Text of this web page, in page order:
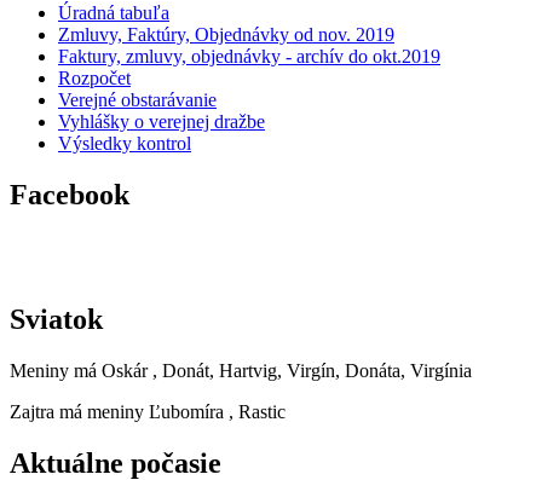
Úradná tabuľa
Zmluvy, Faktúry, Objednávky od nov. 2019
Faktury, zmluvy, objednávky - archív do okt.2019
Rozpočet
Verejné obstarávanie
Vyhlášky o verejnej dražbe
Výsledky kontrol
Facebook
Sviatok
Meniny má Oskár , Donát, Hartvig, Virgín, Donáta, Virgínia
Zajtra má meniny Ľubomíra , Rastic
Aktuálne počasie